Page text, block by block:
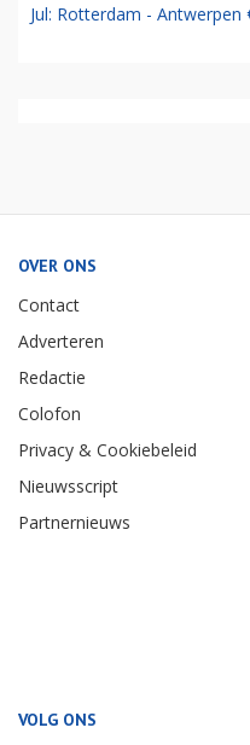
Jul: Rotterdam - Antwerpen
OVER ONS
Contact
Adverteren
Redactie
Colofon
Privacy & Cookiebeleid
Nieuwsscript
Partnernieuws
VOLG ONS